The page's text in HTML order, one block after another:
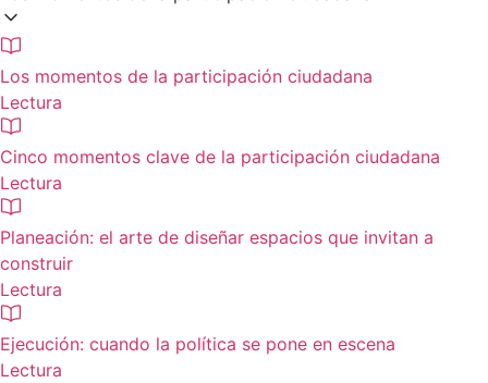
Los momentos de la participación ciudadana
Lectura
Cinco momentos clave de la participación ciudadana
Lectura
Planeación: el arte de diseñar espacios que invitan a
construir
Lectura
Ejecución: cuando la política se pone en escena
Lectura